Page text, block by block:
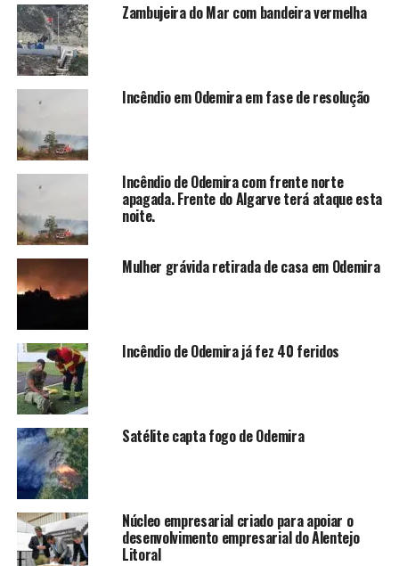
Zambujeira do Mar com bandeira vermelha
Incêndio em Odemira em fase de resolução
Incêndio de Odemira com frente norte
apagada. Frente do Algarve terá ataque esta
noite.
Mulher grávida retirada de casa em Odemira
Incêndio de Odemira já fez 40 feridos
Satélite capta fogo de Odemira
Núcleo empresarial criado para apoiar o
desenvolvimento empresarial do Alentejo
Litoral